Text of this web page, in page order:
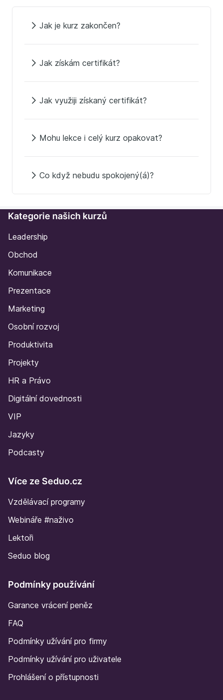
Jak je kurz zakončen?
Jak získám certifikát?
Jak využiji získaný certifikát?
Mohu lekce i celý kurz opakovat?
Co když nebudu spokojený(á)?
Kategorie našich kurzů
Leadership
Obchod
Komunikace
Prezentace
Marketing
Osobní rozvoj
Produktivita
Projekty
HR a Právo
Digitální dovednosti
VIP
Jazyky
Podcasty
Více ze Seduo.cz
Vzdělávací programy
Webináře #naživo
Lektoři
Seduo blog
Podmínky používání
Garance vrácení peněz
FAQ
Podmínky užívání pro firmy
Podmínky užívání pro uživatele
Prohlášení o přístupnosti